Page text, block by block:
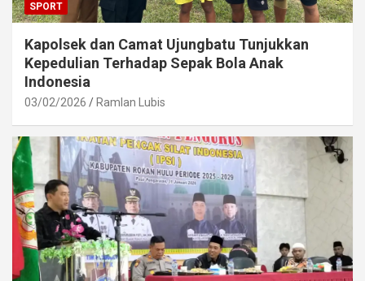
SPORT
Kapolsek dan Camat Ujungbatu Tunjukkan
Kepedulian Terhadap Sepak Bola Anak
Indonesia
03/02/2026 Ramlan Lubis